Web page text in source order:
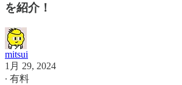
を紹介！
mitsui
1月 29, 2024
∙ 有料